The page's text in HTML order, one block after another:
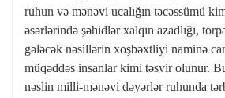
ruhun və mənəvi ucalığın təcəssümü
əsərlərində şəhidlər xalqın azadlığı,
gələcək nəsillərin xoşbəxtliyi naminə
müqəddəs insanlar kimi təsvir olunur.
nəslin milli-mənəvi dəyərlər ruhunda